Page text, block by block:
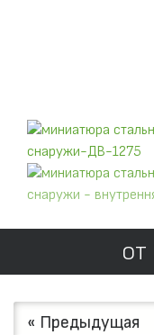
от
« Предыдущая